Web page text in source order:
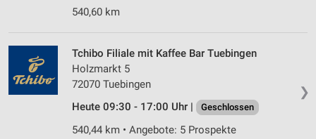
540,60 km
❯
Tchibo Filiale mit Kaffee Bar Tuebingen
Holzmarkt 5
72070 Tuebingen
Heute 09:30 - 17:00 Uhr |
Geschlossen
540,44 km • Angebote: 5 Prospekte